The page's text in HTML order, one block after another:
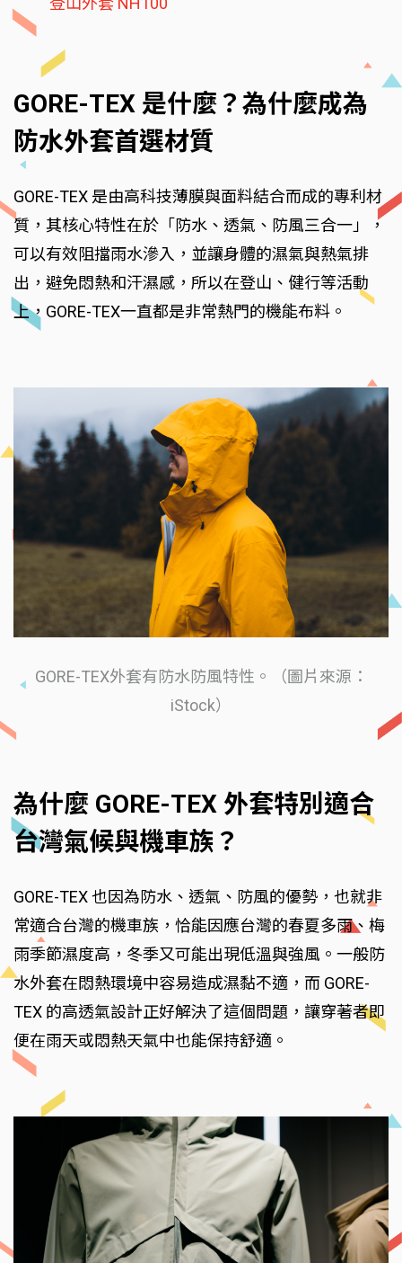
GORE-TEX 是什麼？為什麼成為
防水外套首選材質
GORE-TEX 是由高科技薄膜與面料結合而成的專利材
質，其核心特性在於「防水、透氣、防風三合一」，
可以有效阻擋雨水滲入，並讓身體的濕氣與熱氣排
出，避免悶熱和汗濕感，所以在登山、健行等活動
上，GORE-TEX一直都是非常熱門的機能布料。
GORE-TEX外套有防水防風特性。（圖片來源：
iStock）
為什麼 GORE-TEX 外套特別適合
台灣氣候與機車族？
GORE-TEX 也因為防水、透氣、防風的優勢，也就非
常適合台灣的機車族，恰能因應台灣的春夏多雨、梅
雨季節濕度高，冬季又可能出現低溫與強風。一般防
水外套在悶熱環境中容易造成濕黏不適，而 GORE-
TEX 的高透氣設計正好解決了這個問題，讓穿著者即
便在雨天或悶熱天氣中也能保持舒適。